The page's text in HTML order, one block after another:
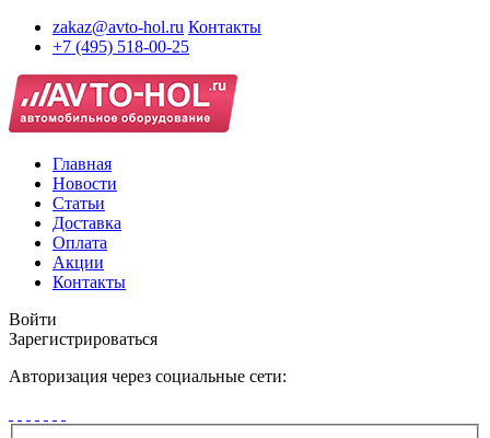
zakaz@avto-hol.ru Контакты
+7 (495) 518-00-25
Главная
Новости
Статьи
Доставка
Оплата
Акции
Контакты
Войти
Зарегистрироваться
Авторизация через социальные сети: